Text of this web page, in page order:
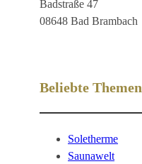
Badstraße 47
08648 Bad Brambach
Beliebte Themen
Soletherme
Saunawelt